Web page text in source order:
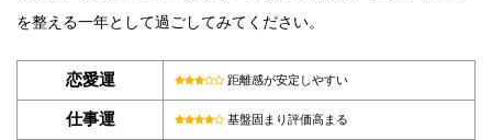
を整える一年として過ごしてみてください。
恋愛運 距離感が安定しやすい
仕事運 基盤固まり評価高まる